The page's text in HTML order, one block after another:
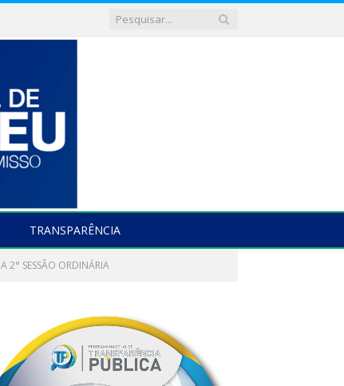
TRANSPARÊNCIA
2° SESSÃO ORDINÁRIA